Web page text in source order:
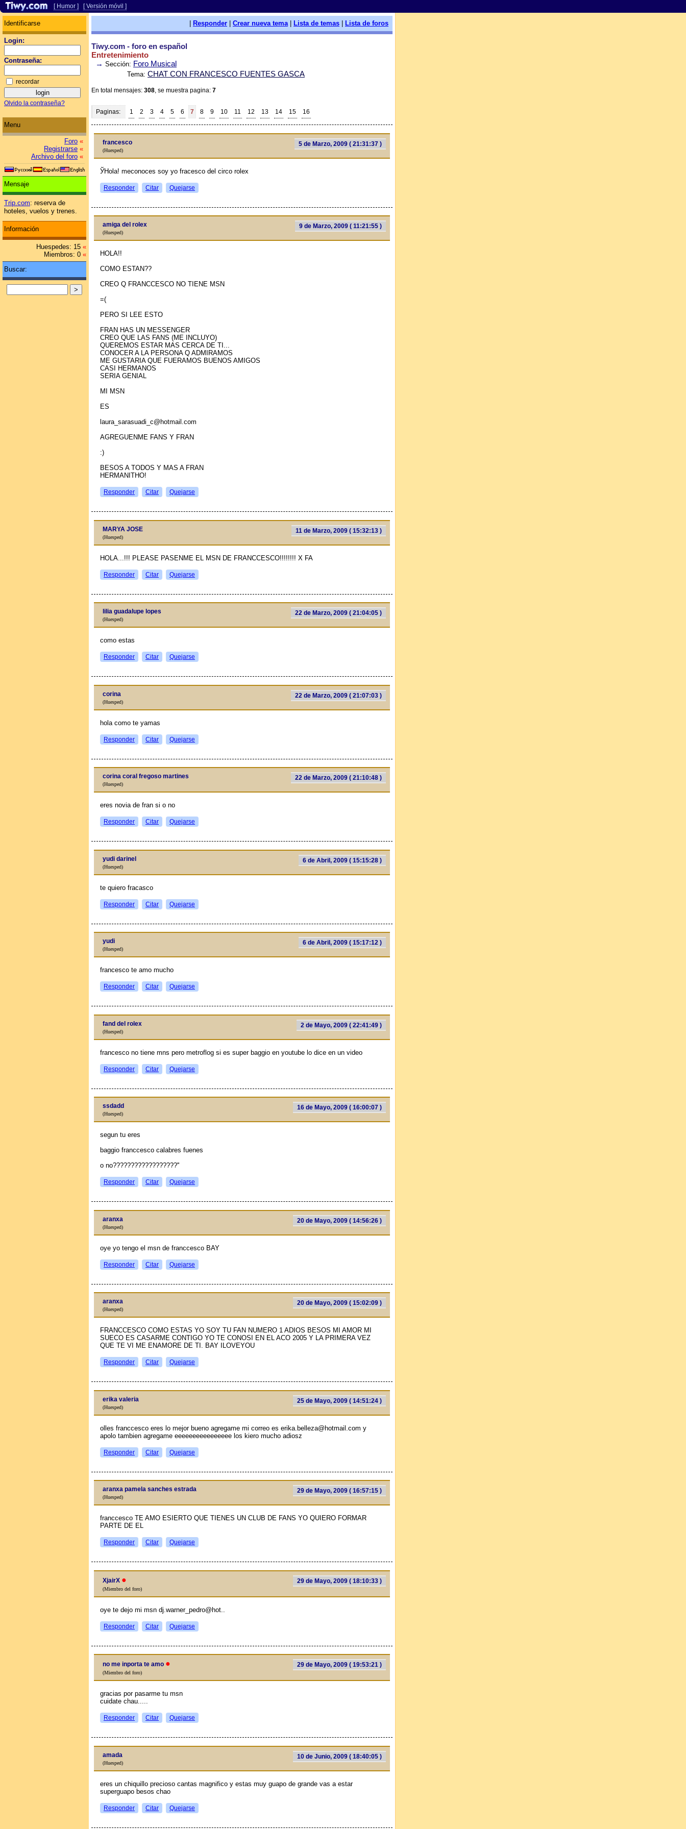
[ Humor ] [ Versión móvil ]
Identificarse
Login:
Contraseña:
recordar
Olvido la contraseña?
Menu
Foro «
Registrarse «
Archivo del foro «
Mensaje
Trip.com: reserva de
hoteles, vuelos y trenes.
Información
Huespedes: 15 «
Miembros: 0 «
Buscar:
Responder Crear nueva tema| Lista de temas Lista de foros
Tiwy.com - foro en español
Entretenimiento
→ Sección: Foro Musical
Tema: CHAT CON FRANCESCO FUENTES GASCA
En total mensajes: 308, se muestra pagina: 7
Paginas: 1 2 3 4 5 6 7 8 9 10 11 12 13 14 15 16
5 de Marzo, 2009 ( 21:31:37 )
francesco
(Huesped)
ЎHola! meconoces soy yo fracesco del circo rolex
Responder Citar Quejarse
9 de Marzo, 2009 ( 11:21:55 )
amiga del rolex
(Huesped)
HOLA!!
COMO ESTAN??
CREO Q FRANCCESCO NO TIENE MSN
=(
PERO SI LEE ESTO
FRAN HAS UN MESSENGER
CREO QUE LAS FANS (ME INCLUYO)
QUEREMOS ESTAR MAS CERCA DE TI...
CONOCER A LA PERSONA Q ADMIRAMOS
ME GUSTARIA QUE FUERAMOS BUENOS AMIGOS
CASI HERMANOS
SERIA GENIAL
MI MSN
ES
laura_sarasuadi_c@hotmail.com
AGREGUENME FANS Y FRAN
:)
BESOS A TODOS Y MAS A FRAN
HERMANITHO!
Responder Citar Quejarse
11 de Marzo, 2009 ( 15:32:13 )
MARYA JOSE
(Huesped)
HOLA...!!! PLEASE PASENME EL MSN DE FRANCCESCO!!!!!!!! X FA
Responder Citar Quejarse
22 de Marzo, 2009 ( 21:04:05 )
lilia guadalupe lopes
(Huesped)
como estas
Responder Citar Quejarse
22 de Marzo, 2009 ( 21:07:03 )
corina
(Huesped)
hola como te yamas
Responder Citar Quejarse
22 de Marzo, 2009 ( 21:10:48 )
corina coral fregoso martines
(Huesped)
eres novia de fran si o no
Responder Citar Quejarse
6 de Abril, 2009 ( 15:15:28 )
yudi darinel
(Huesped)
te quiero fracasco
Responder Citar Quejarse
6 de Abril, 2009 ( 15:17:12 )
yudi
(Huesped)
francesco te amo mucho
Responder Citar Quejarse
2 de Mayo, 2009 ( 22:41:49 )
fand del rolex
(Huesped)
francesco no tiene mns pero metroflog si es super baggio en youtube lo dice en un video
Responder Citar Quejarse
16 de Mayo, 2009 ( 16:00:07 )
ssdadd
(Huesped)
segun tu eres
baggio franccesco calabres fuenes
o no??????????????????''
Responder Citar Quejarse
20 de Mayo, 2009 ( 14:56:26 )
aranxa
(Huesped)
oye yo tengo el msn de franccesco BAY
Responder Citar Quejarse
20 de Mayo, 2009 ( 15:02:09 )
aranxa
(Huesped)
FRANCCESCO COMO ESTAS YO SOY TU FAN NUMERO 1 ADIOS BESOS MI AMOR MI
SUEСO ES CASARME CONTIGO YO TE CONOSI EN EL AСO 2005 Y LA PRIMERA VEZ
QUE TE VI ME ENAMORE DE TI. BAY ILOVEYOU
Responder Citar Quejarse
25 de Mayo, 2009 ( 14:51:24 )
erika valeria
(Huesped)
olles franccesco eres lo mejor bueno agregame mi correo es erika.belleza@hotmail.com y
apolo tambien agregame eeeeeeeeeeeeeeee los kiero mucho adiosz
Responder Citar Quejarse
29 de Mayo, 2009 ( 16:57:15 )
aranxa pamela sanches estrada
(Huesped)
franccesco TE AMO ESIERTO QUE TIENES UN CLUB DE FANS YO QUIERO FORMAR
PARTE DE EL
Responder Citar Quejarse
29 de Mayo, 2009 ( 18:10:33 )
XjairX ●
(Miembro del foro)
oye te dejo mi msn dj.warner_pedro@hot..
Responder Citar Quejarse
29 de Mayo, 2009 ( 19:53:21 )
no me inporta te amo ●
(Miembro del foro)
gracias por pasarme tu msn
cuidate chau.....
Responder Citar Quejarse
10 de Junio, 2009 ( 18:40:05 )
amada
(Huesped)
eres un chiquillo precioso cantas magnifico y estas muy guapo de grande vas a estar
superguapo besos chao
Responder Citar Quejarse